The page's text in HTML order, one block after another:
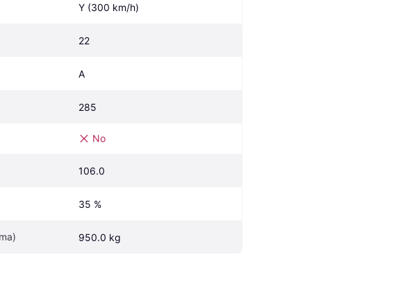
Y (300 km/h)
22
A
285
No
106.0
35 %
950.0 kg